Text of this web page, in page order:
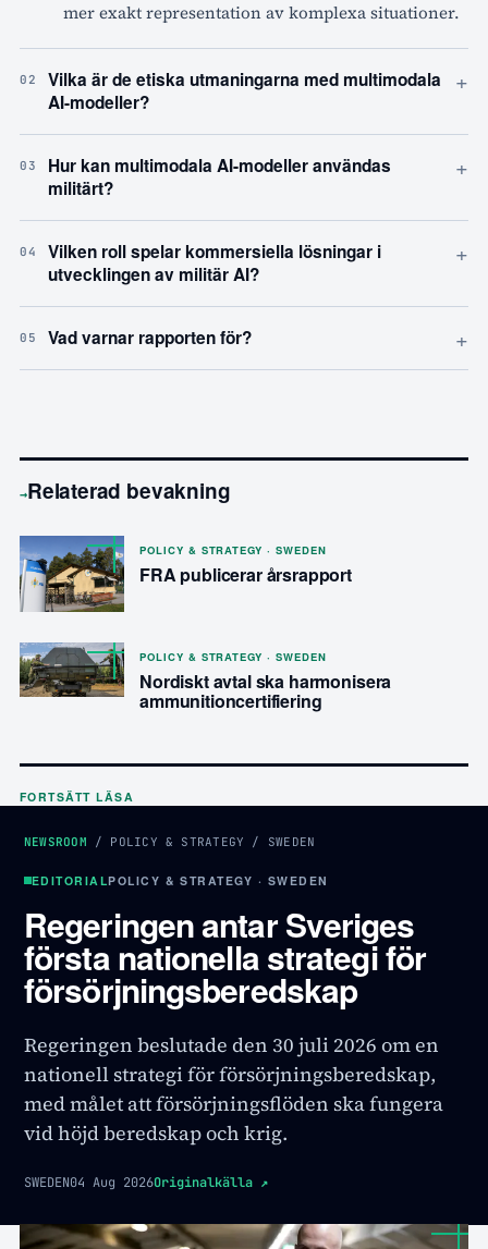
mer exakt representation av komplexa situationer.
02
Vilka är de etiska utmaningarna med multimodala
AI-modeller?
+
03
Hur kan multimodala AI-modeller användas
militärt?
+
04
Vilken roll spelar kommersiella lösningar i
utvecklingen av militär AI?
+
05 Vad varnar rapporten för? +
→Relaterad bevakning
POLICY & STRATEGY · SWEDEN
FRA publicerar årsrapport
POLICY & STRATEGY · SWEDEN
Nordiskt avtal ska harmonisera
ammunitioncertifiering
FORTSÄTT LÄSA
NEWSROOM / POLICY & STRATEGY / SWEDEN
EDITORIALPOLICY & STRATEGY · SWEDEN
Regeringen antar Sveriges
första nationella strategi för
försörjningsberedskap
Regeringen beslutade den 30 juli 2026 om en
nationell strategi för försörjningsberedskap,
med målet att försörjningsflöden ska fungera
vid höjd beredskap och krig.
SWEDEN04 Aug 2026Originalkälla ↗